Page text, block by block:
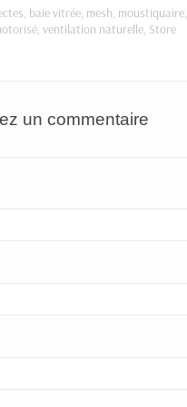
, baie vitrée, mesh, moustiquaire,
, ventilation naturelle, Store
un commentaire